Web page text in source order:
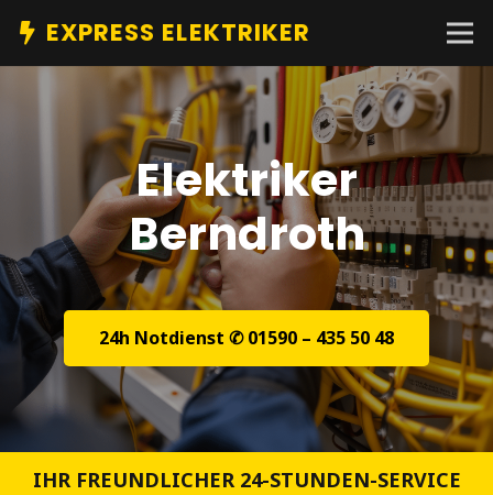
EXPRESS ELEKTRIKER
Elektriker
Berndroth
24h Notdienst ✆ 01590 – 435 50 48
IHR FREUNDLICHER 24-STUNDEN-SERVICE